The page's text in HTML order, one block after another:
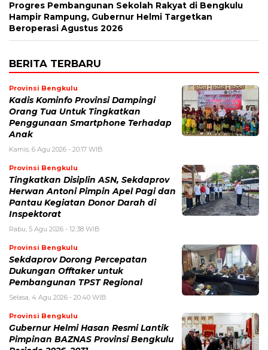
Progres Pembangunan Sekolah Rakyat di Bengkulu
Hampir Rampung, Gubernur Helmi Targetkan
Beroperasi Agustus 2026
BERITA TERBARU
Provinsi Bengkulu
Kadis Kominfo Provinsi Dampingi
Orang Tua Untuk Tingkatkan
Penggunaan Smartphone Terhadap
Anak
Kamis, 6 Agu 2026 - 20:17 WIB
Provinsi Bengkulu
Tingkatkan Disiplin ASN, Sekdaprov
Herwan Antoni Pimpin Apel Pagi dan
Pantau Kegiatan Donor Darah di
Inspektorat
Rabu, 5 Agu 2026 - 12:38 WIB
Provinsi Bengkulu
Sekdaprov Dorong Percepatan
Dukungan Offtaker untuk
Pembangunan TPST Regional
Selasa, 4 Agu 2026 - 20:40 WIB
Provinsi Bengkulu
Gubernur Helmi Hasan Resmi Lantik
Pimpinan BAZNAS Provinsi Bengkulu